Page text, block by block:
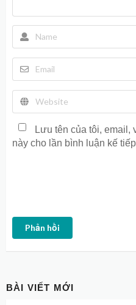
Lưu tên của tôi, email,
này cho lần bình luận kế
Phản hồi
BÀI VIẾT MỚI